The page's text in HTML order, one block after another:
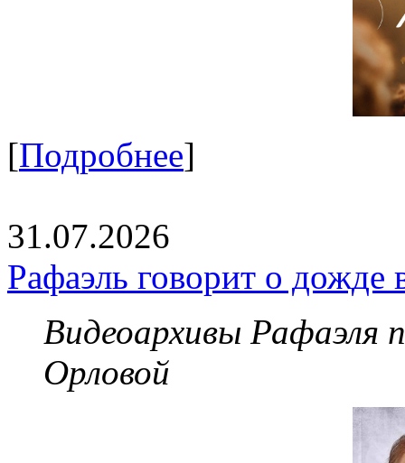
[Подробнее]
31.07.2026
Рафаэль говорит о дожде
Видеоархивы Рафаэля
Орловой